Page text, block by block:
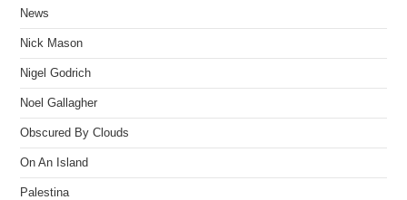
News
Nick Mason
Nigel Godrich
Noel Gallagher
Obscured By Clouds
On An Island
Palestina